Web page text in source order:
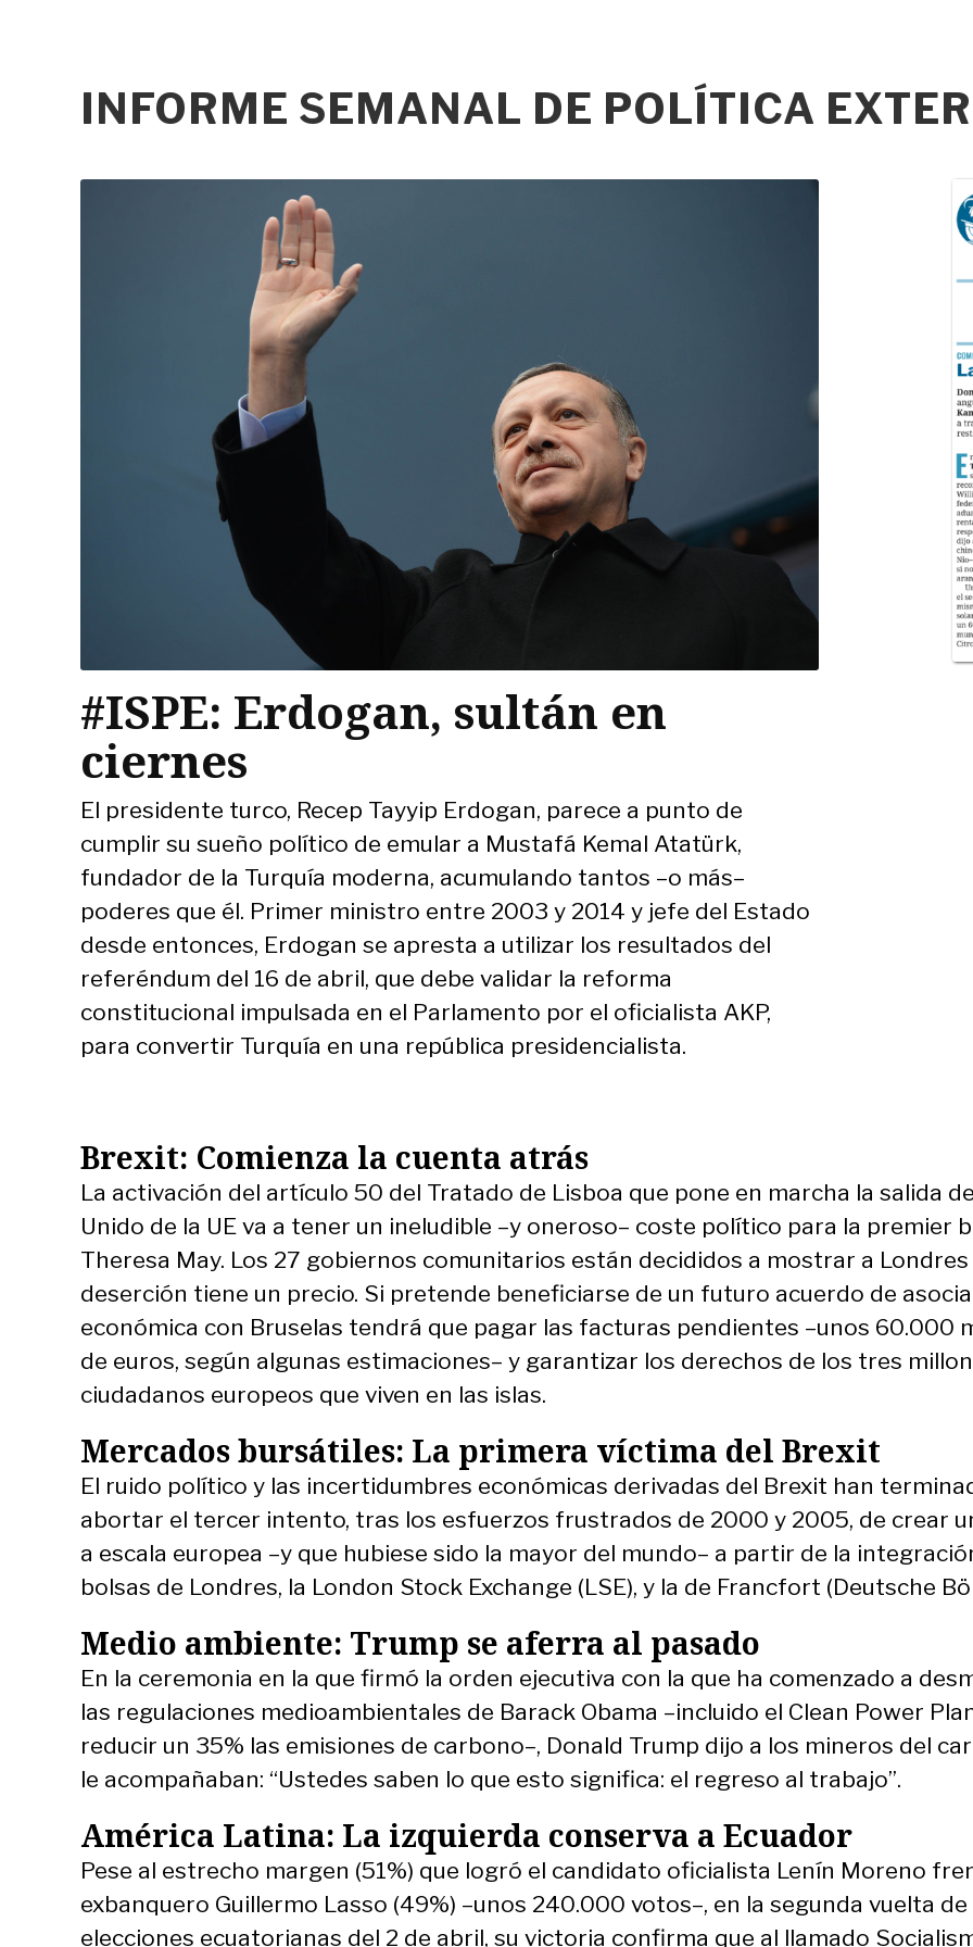
INFORME SEMANAL DE POLÍTICA
#ISPE: Erdogan, sultán en
ciernes
El presidente turco, Recep Tayyip Erdogan, parece a punto de
cumplir su sueño político de emular a Mustafá Kemal Atatürk,
fundador de la Turquía moderna, acumulando tantos –o más–
poderes que él. Primer ministro entre 2003 y 2014 y jefe del Estado
desde entonces, Erdogan se apresta a utilizar los resultados del
referéndum del 16 de abril, que debe validar la reforma
constitucional impulsada en el Parlamento por el oficialista AKP,
para convertir Turquía en una república presidencialista.
Brexit: Comienza la cuenta atrás
La activación del artículo 50 del Tratado de Lisboa que pone en marcha la salida
Unido de la UE va a tener un ineludible –y oneroso– coste político para la premier
Theresa May. Los 27 gobiernos comunitarios están decididos a mostrar a Londres
deserción tiene un precio. Si pretende beneficiarse de un futuro acuerdo de
económica con Bruselas tendrá que pagar las facturas pendientes –unos 60.000
de euros, según algunas estimaciones– y garantizar los derechos de los tres
ciudadanos europeos que viven en las islas.
Mercados bursátiles: La primera víctima del Brexit
El ruido político y las incertidumbres económicas derivadas del Brexit han
abortar el tercer intento, tras los esfuerzos frustrados de 2000 y 2005, de crear
a escala europea –y que hubiese sido la mayor del mundo– a partir de la
bolsas de Londres, la London Stock Exchange (LSE), y la de Francfort (Deutsche
Medio ambiente: Trump se aferra al pasado
En la ceremonia en la que firmó la orden ejecutiva con la que ha comenzado a
las regulaciones medioambientales de Barack Obama –incluido el Clean Power
reducir un 35% las emisiones de carbono–, Donald Trump dijo a los mineros del
le acompañaban: “Ustedes saben lo que esto significa: el regreso al trabajo”.
América Latina: La izquierda conserva a Ecuador
Pese al estrecho margen (51%) que logró el candidato oficialista Lenín Moreno
exbanquero Guillermo Lasso (49%) –unos 240.000 votos–, en la segunda vuelta de
elecciones ecuatorianas del 2 de abril, su victoria confirma que al llamado